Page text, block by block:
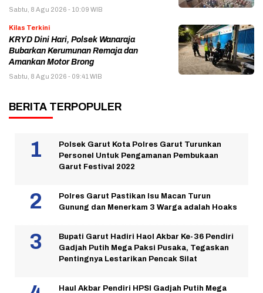
Sabtu, 8 Agu 2026 - 10:09 WIB
Kilas Terkini
KRYD Dini Hari, Polsek Wanaraja
Bubarkan Kerumunan Remaja dan
Amankan Motor Brong
Sabtu, 8 Agu 2026 - 09:41 WIB
BERITA TERPOPULER
Polsek Garut Kota Polres Garut Turunkan
Personel Untuk Pengamanan Pembukaan
Garut Festival 2022
Polres Garut Pastikan Isu Macan Turun
Gunung dan Menerkam 3 Warga adalah Hoaks
Bupati Garut Hadiri Haol Akbar Ke-36 Pendiri
Gadjah Putih Mega Paksi Pusaka, Tegaskan
Pentingnya Lestarikan Pencak Silat
Haul Akbar Pendiri HPSI Gadjah Putih Mega